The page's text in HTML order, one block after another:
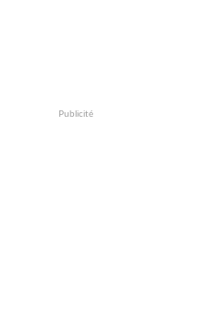
Publicité